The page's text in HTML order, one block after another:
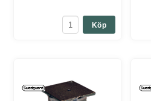
Köp